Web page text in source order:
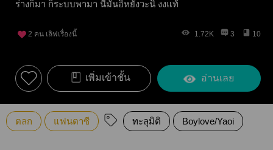
ร่างก็มา ก็ระบบพามา นี้มันอิหยังวะนิ งงแท้
2 คน เลิฟเรื่องนี้ 1.72K 3 10
เพิ่มเข้าชั้น อ่านเลย
ตลก แฟนตาซี ทะลุมิติ Boylove/Yaoi